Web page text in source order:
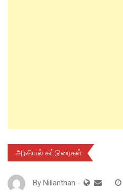
அரசியல் கட்டுரைகள்
By Nillanthan -